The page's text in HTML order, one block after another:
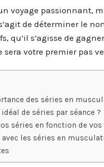
voyage passionnant,
de déterminer le
qu’il s’agisse de
sera votre premier pas
des séries en
de séries par séance ?
séries en fonction de
avec les séries en